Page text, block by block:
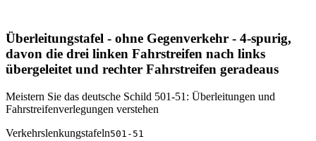
Überleitungstafel - ohne Gegenverkehr - 4-spurig,
davon die drei linken Fahrstreifen nach links
übergeleitet und rechter Fahrstreifen geradeaus
Meistern Sie das deutsche Schild 501-51: Überleitungen und
Fahrstreifenverlegungen verstehen
Verkehrslenkungstafeln501-51